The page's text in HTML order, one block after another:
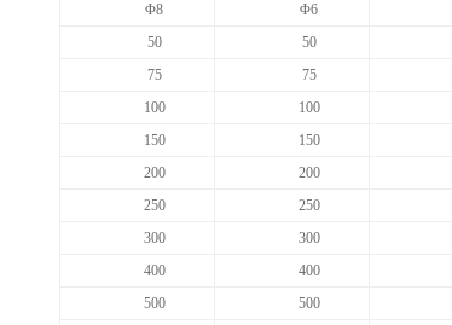
Φ8
Φ6
50
50
75
75
100
100
150
150
200
200
250
250
300
300
400
400
500
500